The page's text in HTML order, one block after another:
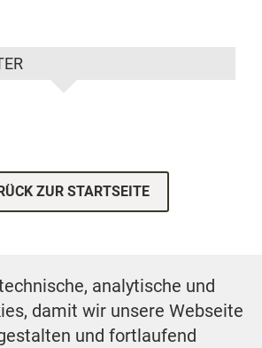
ZUR STARTSEITE
AGB DATENSCHUTZ
VERTRÄGE KÜNDIGEN
analytische und
damit wir unsere Webseite
und fortlaufend